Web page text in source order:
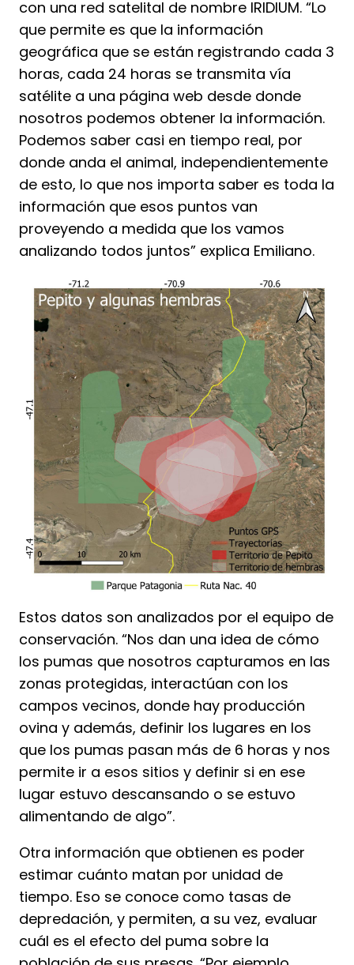
con una red satelital de nombre IRIDIUM. “Lo
que permite es que la información
geográfica que se están registrando cada 3
horas, cada 24 horas se transmita vía
satélite a una página web desde donde
nosotros podemos obtener la información.
Podemos saber casi en tiempo real, por
donde anda el animal, independientemente
de esto, lo que nos importa saber es toda la
información que esos puntos van
proveyendo a medida que los vamos
analizando todos juntos” explica Emiliano.
Estos datos son analizados por el equipo de
conservación. “Nos dan una idea de cómo
los pumas que nosotros capturamos en las
zonas protegidas, interactúan con los
campos vecinos, donde hay producción
ovina y además, definir los lugares en los
que los pumas pasan más de 6 horas y nos
permite ir a esos sitios y definir si en ese
lugar estuvo descansando o se estuvo
alimentando de algo”.
Otra información que obtienen es poder
estimar cuánto matan por unidad de
tiempo. Eso se conoce como tasas de
depredación, y permiten, a su vez, evaluar
cuál es el efecto del puma sobre la